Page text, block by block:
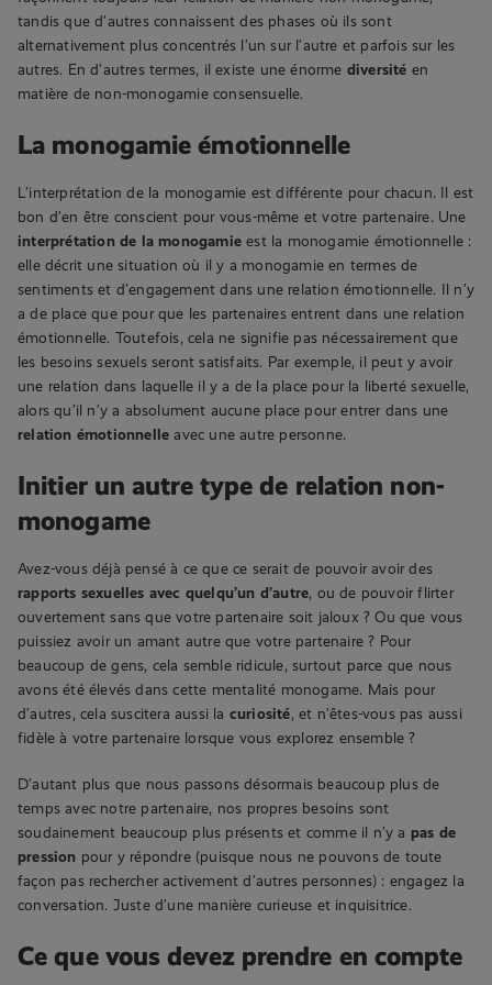
tandis que d’autres connaissent des phases où ils sont
alternativement plus concentrés l’un sur l’autre et parfois sur les
autres. En d’autres termes, il existe une énorme diversité en
matière de non-monogamie consensuelle.
La monogamie émotionnelle
L’interprétation de la monogamie est différente pour chacun. Il est
bon d’en être conscient pour vous-même et votre partenaire. Une
interprétation de la monogamie est la monogamie émotionnelle :
elle décrit une situation où il y a monogamie en termes de
sentiments et d’engagement dans une relation émotionnelle. Il n’y
a de place que pour que les partenaires entrent dans une relation
émotionnelle. Toutefois, cela ne signifie pas nécessairement que
les besoins sexuels seront satisfaits. Par exemple, il peut y avoir
une relation dans laquelle il y a de la place pour la liberté sexuelle,
alors qu’il n’y a absolument aucune place pour entrer dans une
relation émotionnelle avec une autre personne.
Initier un autre type de relation non-
monogame
Avez-vous déjà pensé à ce que ce serait de pouvoir avoir des
rapports sexuelles avec quelqu’un d’autre, ou de pouvoir flirter
ouvertement sans que votre partenaire soit jaloux ? Ou que vous
puissiez avoir un amant autre que votre partenaire ? Pour
beaucoup de gens, cela semble ridicule, surtout parce que nous
avons été élevés dans cette mentalité monogame. Mais pour
d’autres, cela suscitera aussi la curiosité, et n’êtes-vous pas aussi
fidèle à votre partenaire lorsque vous explorez ensemble ?
D’autant plus que nous passons désormais beaucoup plus de
temps avec notre partenaire, nos propres besoins sont
soudainement beaucoup plus présents et comme il n’y a pas de
pression pour y répondre (puisque nous ne pouvons de toute
façon pas rechercher activement d’autres personnes) : engagez la
conversation. Juste d’une manière curieuse et inquisitrice.
Ce que vous devez prendre en compte